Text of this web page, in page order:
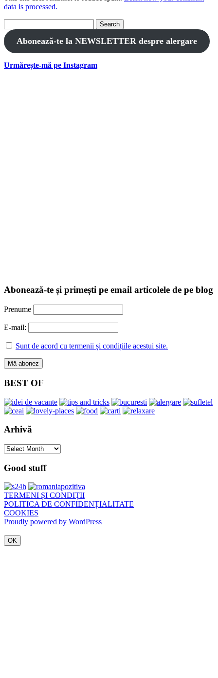
data is processed.
for:
Abonează-te la NEWSLETTER despre alergare
Urmărește-mă pe Instagram
Abonează-te și primești pe email articolele de pe blog
Prenume
E-mail:
Sunt de acord cu termenii și condițiile acestui site.
BEST OF
Arhivă
Arhivă
Good stuff
TERMENI ȘI CONDIȚII
POLITICA DE CONFIDENȚIALITATE
COOKIES
Proudly powered by WordPress
OK